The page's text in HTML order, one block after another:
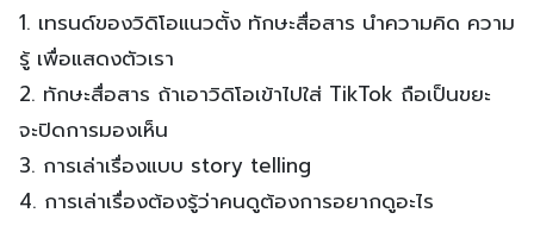
1. เทรนด์ของวิดิโอแนวตั้ง ทักษะสื่อสาร นำความคิด ความ
รู้ เพื่อแสดงตัวเรา
2. ทักษะสื่อสาร ถ้าเอาวิดิโอเข้าไปใส่ TikTok ถือเป็นขยะ
จะปิดการมองเห็น
3. การเล่าเรื่องแบบ story telling
4. การเล่าเรื่องต้องรู้ว่าคนดูต้องการอยากดูอะไร